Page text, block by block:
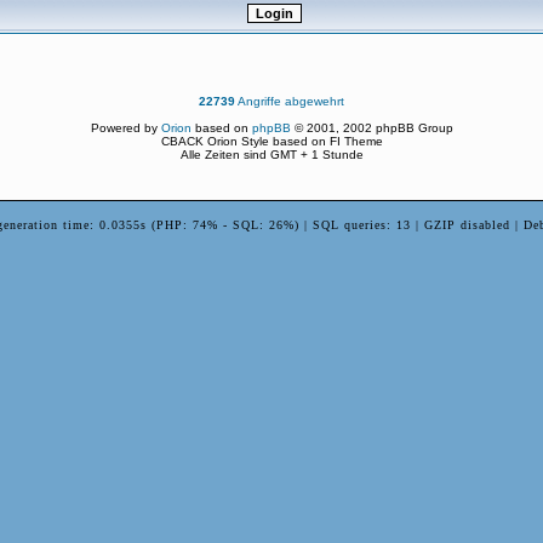
22739Angriffe abgewehrt
Powered by Orion based on phpBB © 2001, 2002 phpBB Group
CBACK Orion Style based on FI Theme
Alle Zeiten sind GMT + 1 Stunde
time: 0.0355s (PHP: 74% - SQL: 26%) | SQL queries: 13 | GZIP disabled |